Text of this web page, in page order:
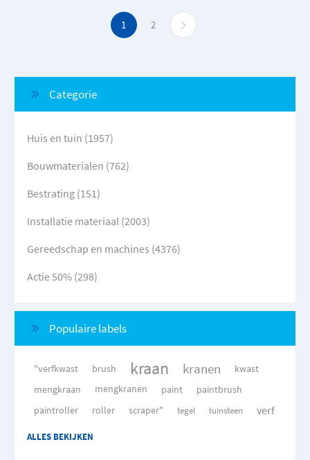
1 2
Categorie
Huis en tuin (1957)
Bouwmaterialen (762)
Bestrating (151)
Installatie materiaal (2003)
Gereedschap en machines (4376)
Actie 50% (298)
Populaire labels
"verfkwast brush kraan kranen
kwast
mengkraan
mengkranen paint
paintbrush
paintroller
roller scraper" tegel tuinsteen verf
ALLES BEKIJKEN